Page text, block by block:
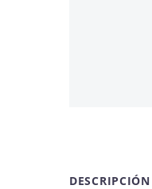
DESCRIPCIÓN